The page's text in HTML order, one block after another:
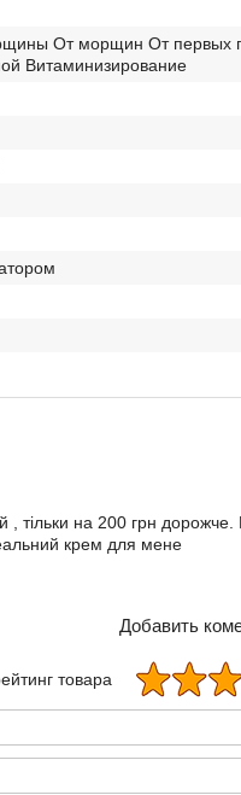
От морщин От первых
Витаминизирование
, тільки на 200 грн
крем для мене
Добавить
товара